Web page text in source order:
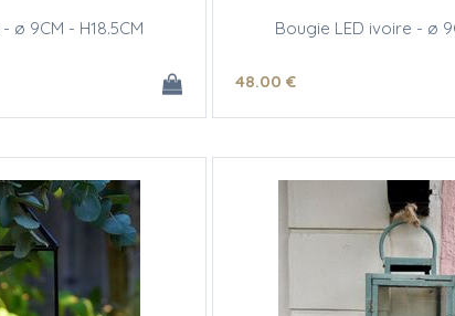
ø 9CM - H18.5CM Bougie LED ivoire - ø
48.00 €